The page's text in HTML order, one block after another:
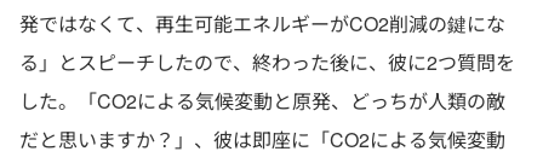
発ではなくて、再生可能エネルギーがCO2削減の鍵にな
る」とスピーチしたので、終わった後に、彼に2つ質問を
した。「CO2による気候変動と原発、どっちが人類の敵
だと思いますか？」、彼は即座に「CO2による気候変動